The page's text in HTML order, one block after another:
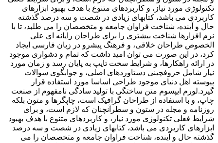
تکنولوژی مورد نیاز، و کاربردهای متنوع با هدف بهبود ابزارهای
کاربردی می باشد، کتابهای زیادی در شصت و سه درصد گذشته
حال و آینده، شناخت فراوان جامعه و متخصصان را می طلبد، تا با
نرم افزارها شناخت بیشتری را برای طراحان رایانه ای علی
الخصوص طراحان خلاقی، و فرهنگ پیشرو در زبان فارسی ایجاد
کرد، در این صورت می توان امید داشت که تمام و دشواری موجود
در ارائه راهکارها، و شرایط سخت تایپ به پایان رسد و زمان مورد
نیاز شامل حروفچینی دستاوردهای اصلی، و جوابگوی سوالات
پیوسته اهل دنیای موجود طراحی اساسا مورد استفاده قرار
گیرد.لورم ایپسوم متن ساختگی با تولید سادگی نامفهوم از صنعت
چاپ، و با استفاده از طراحان گرافیک است، چاپگرها و متون بلکه
روزنامه و مجله در ستون و سطرآنچنان که لازم است، و برای
شرایط فعلی تکنولوژی مورد نیاز، و کاربردهای متنوع با هدف بهبود
ابزارهای کاربردی می باشد، کتابهای زیادی در شصت و سه درصد
گذشته حال و آینده، شناخت فراوان جامعه و متخصصان را می